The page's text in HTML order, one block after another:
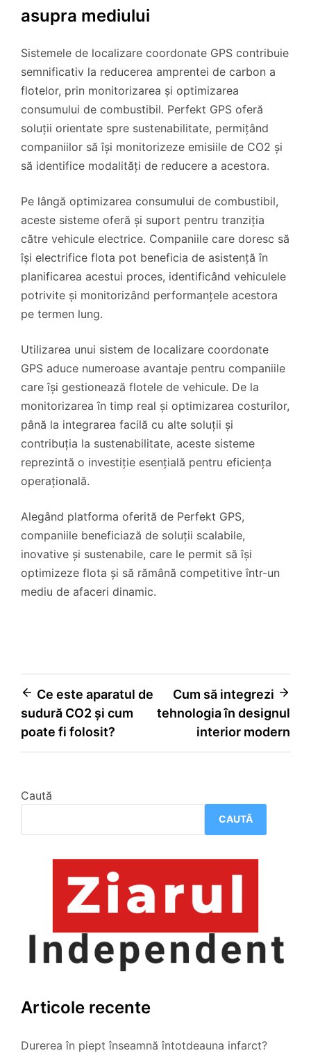
asupra mediului
Sistemele de localizare coordonate GPS contribuie
semnificativ la reducerea amprentei de carbon a
flotelor, prin monitorizarea și optimizarea
consumului de combustibil. Perfekt GPS oferă
soluții orientate spre sustenabilitate, permițând
companiilor să își monitorizeze emisiile de CO2 și
să identifice modalități de reducere a acestora.
Pe lângă optimizarea consumului de combustibil,
aceste sisteme oferă și suport pentru tranziția
către vehicule electrice. Companiile care doresc să
își electrifice flota pot beneficia de asistență în
planificarea acestui proces, identificând vehiculele
potrivite și monitorizând performanțele acestora
pe termen lung.
Utilizarea unui sistem de localizare coordonate
GPS aduce numeroase avantaje pentru companiile
care își gestionează flotele de vehicule. De la
monitorizarea în timp real și optimizarea costurilor,
până la integrarea facilă cu alte soluții și
contribuția la sustenabilitate, aceste sisteme
reprezintă o investiție esențială pentru eficiența
operațională.
Alegând platforma oferită de Perfekt GPS,
companiile beneficiază de soluții scalabile,
inovative și sustenabile, care le permit să își
optimizeze flota și să rămână competitive într-un
mediu de afaceri dinamic.
Navigare
în
articole
Ce este aparatul de
sudură CO2 și cum
poate fi folosit?
Cum să integrezi
tehnologia în designul
interior modern
Caută
CAUTĂ
Articole recente
Durerea în piept înseamnă întotdeauna infarct?